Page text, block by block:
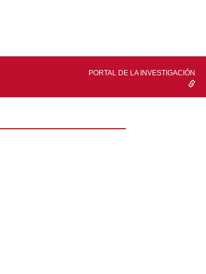
PORTAL DE LA INVESTIGACIÓN